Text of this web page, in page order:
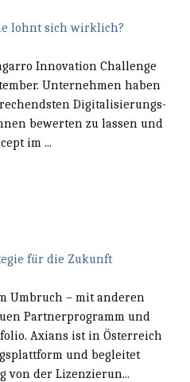
lohnt sich wirklich?
Innovation Challenge
Unternehmen haben
Digitalisierungs-
bewerten zu lassen und
im ...
für die Zukunft
Umbruch – mit anderen
Partnerprogramm und
Axians ist in Österreich
und begleitet
von der Lizenzierun...